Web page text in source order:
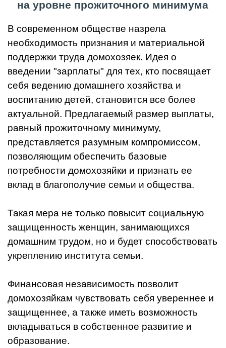
на уровне прожиточного минимума
В современном обществе назрела
необходимость признания и материальной
поддержки труда домохозяек. Идея о
введении "зарплаты" для тех, кто посвящает
себя ведению домашнего хозяйства и
воспитанию детей, становится все более
актуальной. Предлагаемый размер выплаты,
равный прожиточному минимуму,
представляется разумным компромиссом,
позволяющим обеспечить базовые
потребности домохозяйки и признать ее
вклад в благополучие семьи и общества.
Такая мера не только повысит социальную
защищенность женщин, занимающихся
домашним трудом, но и будет способствовать
укреплению института семьи.
Финансовая независимость позволит
домохозяйкам чувствовать себя увереннее и
защищеннее, а также иметь возможность
вкладываться в собственное развитие и
образование.